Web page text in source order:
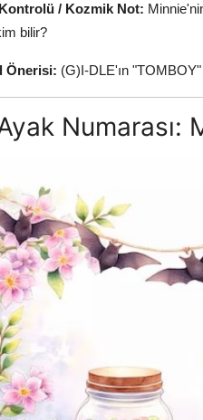
/ Kozmik Not:
bilir?
Önerisi: (G)I-DLE'ın "TOMBOY"
Numarası: